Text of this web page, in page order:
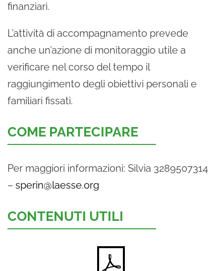
finanziari.
L’attività di accompagnamento prevede
anche un’azione di monitoraggio utile a
verificare nel corso del tempo il
raggiungimento degli obiettivi personali e
familiari fissati.
COME PARTECIPARE
Per maggiori informazioni: Silvia 3289507314
– sperin@laesse.org
CONTENUTI UTILI